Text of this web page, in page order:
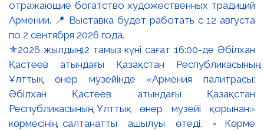
⚜️2026 жылдың 12 тамыз күні сағат 16:00-де Әбілхан
Қастеев атындағы Қазақстан Республикасының
Ұлттық өнер музейінде «Армения палитрасы:
Әбілхан Қастеев атындағы Қазақстан
Республикасының Ұлттық өнер музейі қорынан»
көрмесінің салтанатты ашылуы өтеді. ▫️Көрме